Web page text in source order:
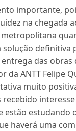
importante,
na chegada
solução definitiva
das obras
da ANTT Felipe
muito
recebido
estão estudando
haverá uma